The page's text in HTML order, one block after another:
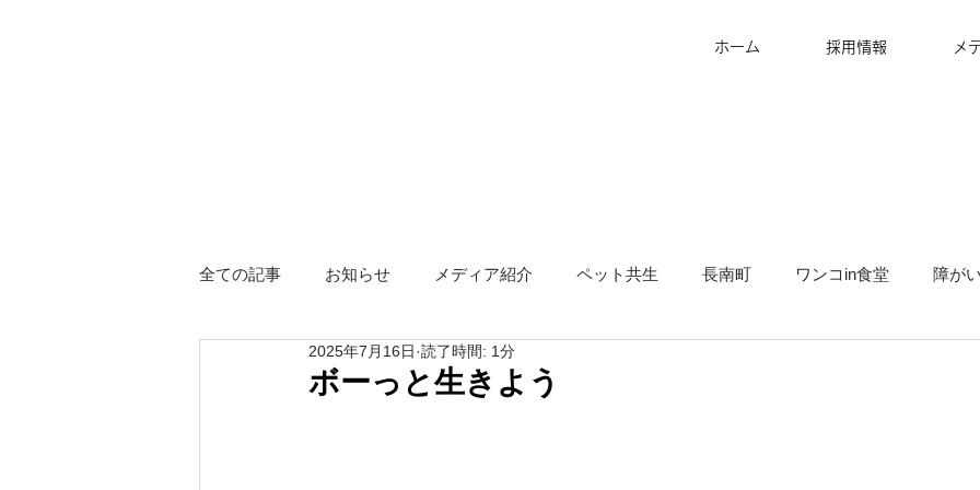
ホーム 採用情報 メ
全ての記事 お知らせ メディア紹介 ペット共生 長南町 ワンコin食堂 障が
障がい者グループホーム スタッフ募集
ボーっと生きよう
2025年7月16日 読了時間: 1分